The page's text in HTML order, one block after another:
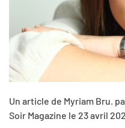
Un article de Myriam Bru.
Soir Magazine le 23 avril